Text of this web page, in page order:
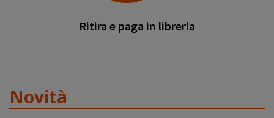
Ritira e paga in libreria
Novità